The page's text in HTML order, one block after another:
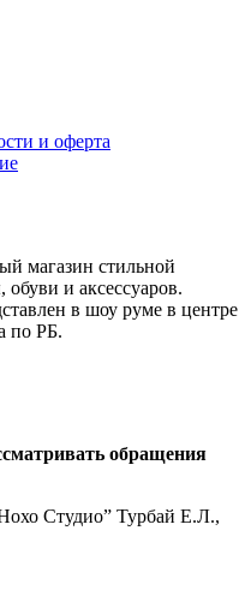
и оферта
магазин стильной
и аксессуаров.
в шоу руме в центре
по РБ.
обращения
Студио” Турбай Е.Л.,